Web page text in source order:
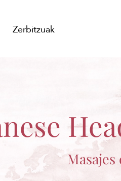
Zerbitzuak